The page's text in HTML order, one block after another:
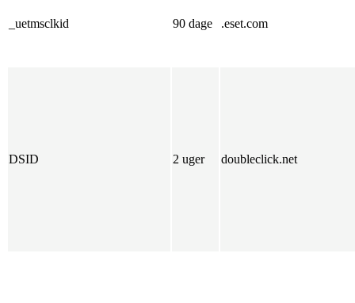
_uetmsclkid 90 dage .eset.com
DSID 2 uger doubleclick.net